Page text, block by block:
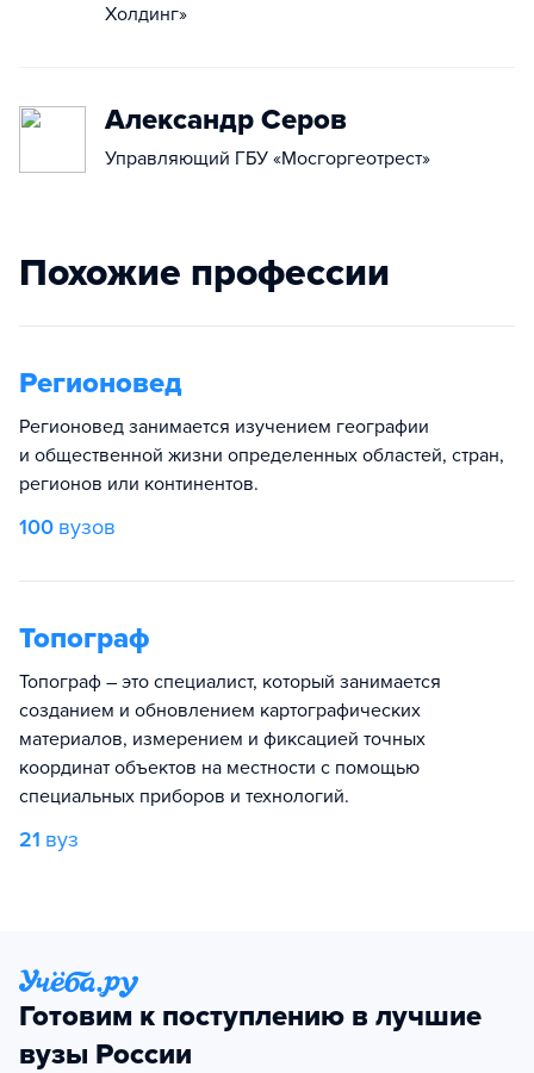
Холдинг»
Александр Серов
Управляющий ГБУ «Мосгоргеотрест»
Похожие профессии
Регионовед
Регионовед занимается изучением географии
и общественной жизни определенных областей, стран,
регионов или континентов.
100 вузов
Топограф
Топограф – это специалист, который занимается
созданием и обновлением картографических
материалов, измерением и фиксацией точных
координат объектов на местности с помощью
специальных приборов и технологий.
21 вуз
Готовим к поступлению в лучшие
вузы России